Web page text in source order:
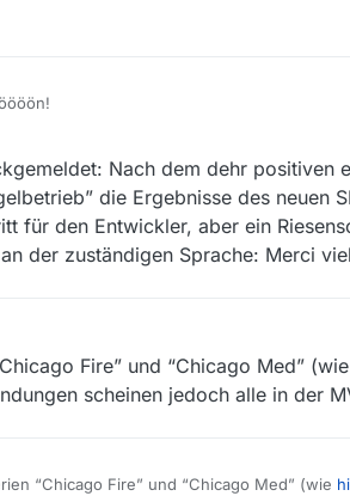
der “Thema”-Spalte. Ich suche
schauen, zu welcher Serie ein Beitrag
sicher, ob ich nicht doch dabei war,
- aber das ist ja
Problem.
Nach dem dehr positiven
die Ergebnisse des neuen
für den Entwickler, aber ein
der zuständigen Sprache: Merci
21:49
Fire” und “Chicago Med” (wie
scheinen jedoch alle in der
“Chicago Fire” und “Chicago Med” (wie